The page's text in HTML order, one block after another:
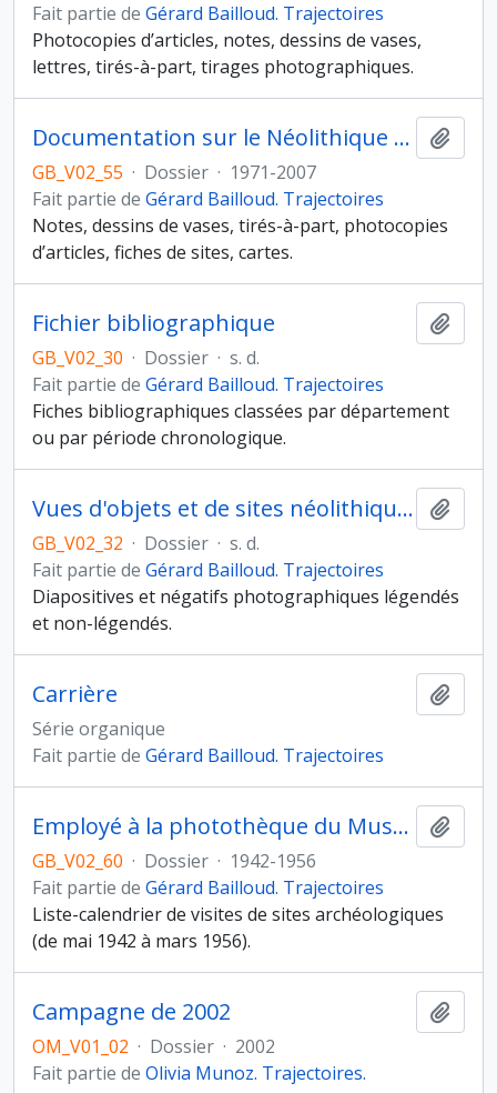
Fait partie de Gérard Bailloud. Trajectoires
Photocopies d’articles, notes, dessins de vases,
lettres, tirés-à-part, tirages photographiques.
Documentation sur le Néolithique Moyen II
GB_V02_55 · Dossier · 1971-2007
Fait partie de Gérard Bailloud. Trajectoires
Notes, dessins de vases, tirés-à-part, photocopies
d’articles, fiches de sites, cartes.
Fichier bibliographique
GB_V02_30 · Dossier · s. d.
Fait partie de Gérard Bailloud. Trajectoires
Fiches bibliographiques classées par département
ou par période chronologique.
Vues d'objets et de sites néolithiques et protohistoriques
GB_V02_32 · Dossier · s. d.
Fait partie de Gérard Bailloud. Trajectoires
Diapositives et négatifs photographiques légendés
et non-légendés.
Carrière
Série organique
Fait partie de Gérard Bailloud. Trajectoires
Employé à la photothèque du Musée de l’Homme (Musée National d’Histoire Naturelle)
GB_V02_60 · Dossier · 1942-1956
Fait partie de Gérard Bailloud. Trajectoires
Liste-calendrier de visites de sites archéologiques
(de mai 1942 à mars 1956).
Campagne de 2002
OM_V01_02 · Dossier · 2002
Fait partie de Olivia Munoz. Trajectoires.